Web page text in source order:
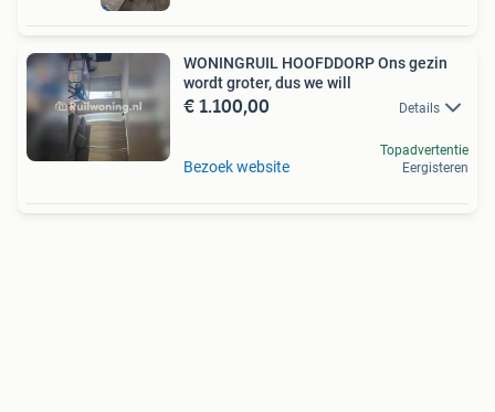
WONINGRUIL HOOFDDORP Ons gezin
wordt groter, dus we will
€ 1.100,00 Details
Bezoek website
Topadvertentie
Eergisteren